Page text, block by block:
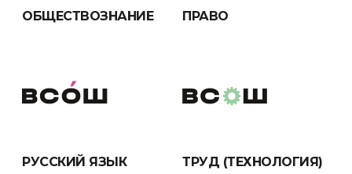
ОБЩЕСТВОЗНАНИЕ ПРАВО
РУССКИЙ ЯЗЫК ТРУД (ТЕХНОЛОГИЯ)